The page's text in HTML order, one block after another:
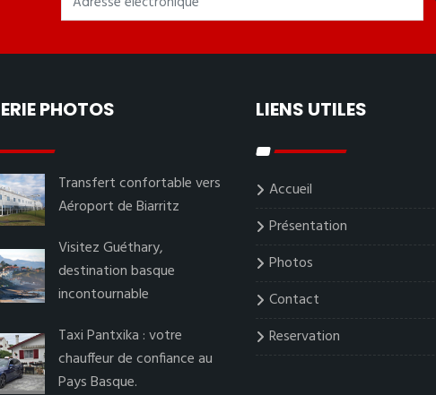
PHOTOS
Transfert confortable vers
Aéroport de Biarritz
Visitez Guéthary,
destination basque
incontournable
Taxi Pantxika : votre
chauffeur de confiance au
Pays Basque.
LIENS UTILES
Accueil
Présentation
Photos
Contact
Reservation